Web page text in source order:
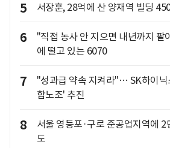
5 서장훈, 28억에 산 양재역 빌딩
6
"직접 농사 안 지으면 내년까지
에 떨고 있는 6070
7
"성과급 약속 지켜라"… SK하이닉
합노조' 추진
8
서울 영등포·구로 준공업지역에
도